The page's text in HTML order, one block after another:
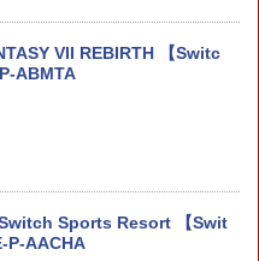
VII REBIRTH 【Switc
ABMTA
Sports Resort 【Swit
P-AACHA